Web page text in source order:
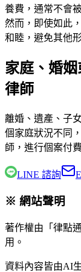
養費，通常不會
然而，即使如此
和睦，避免其他
家庭、婚
律師
離婚、遺產、子
個家庭狀況不同
師 ，進行個案付
LINE 諮詢
※ 網站聲明
著作權由「律點
用。
資料內容皆由AI